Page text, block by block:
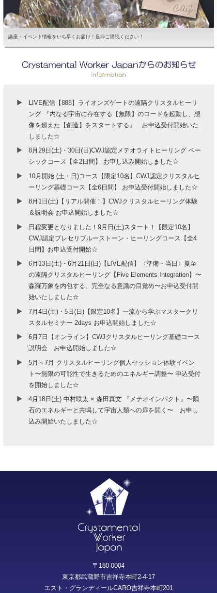
講座・イベント情報をいち早くお届け！是非ご購読ください！
LIVE配信【888】ライオンズゲートの遠隔クリスタルヒーリ
ング 『内なる宇宙に存在する【無限】のコードを起動し、想
像を超えた【創造】をスタートする』 お申込受付開始いた
しました☆
8月29日(土)・30日(日)CWJ認定メテオライトヒーリング ベー
シックコース【全2日間】 お申し込み開始しました☆
10月開始 (土・日)コース【限定10名】CWJ認定クリスタルヒ
ーリング基礎コース【全6日間】 お申込受付開始しました☆
8月1日(土)【リアル開催！】CWJクリスタルヒーリング体験
＆説明会 お申込開始しました☆
日程変更となりました！9月日(土)スタート！【限定10名】
CWJ認定プレセリブルーストーン・ヒーリングコース【全4
日間】お申込受付開始☆
6月13日(土)・6月21日(日)【LIVE配信】〈準備・当日〉夏至
の遠隔クリスタルヒーリング【Five Elements Integration】〜
森羅万象を内包する、完全なる意識の目覚め〜お申込受付開
始いたしました☆
7月4日(土)・5日(日)【限定10名】一流から学ぶマスタークリ
スタルセミナー 2days お申込開始しました☆
6月7日【オンライン】CWJクリスタルヒーリング基礎コース
説明会 お申込開始しました☆
5月～7月 クリスタルヒーリング個人セッション体験イベン
ト〜無限の可能性で生きるためのエネルギー調整〜 申込受付
を開始しました☆
4月18日(土) 中村咲太 × 森田真文 『メテオインパクト』〜隕
石のエネルギーと共鳴して宇宙人類への扉を開く〜 お申し
込み開始いたしました☆
〒180-0004
東京都武蔵野市吉祥寺本町2-4-17
エスト・グランディールCARO吉祥寺本町201